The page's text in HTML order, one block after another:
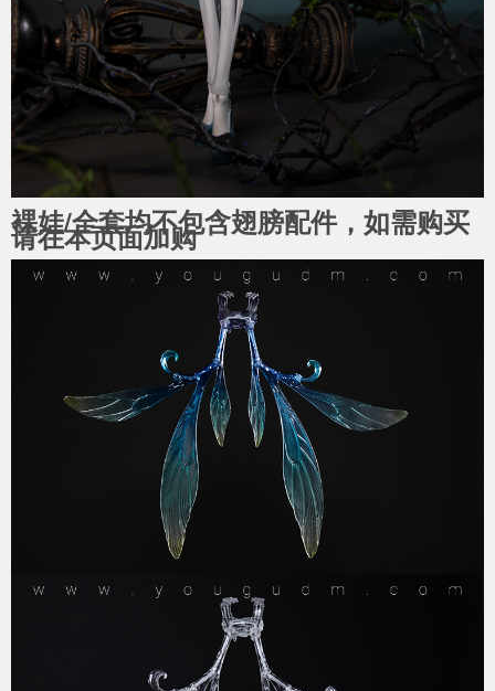
裸娃/全套均不包含翅膀配件，如需购买
请在本页面加购